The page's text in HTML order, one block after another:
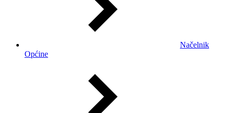
Načelnik
Općine